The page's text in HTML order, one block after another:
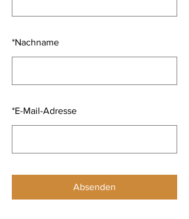
*Nachname
*E-Mail-Adresse
Absenden